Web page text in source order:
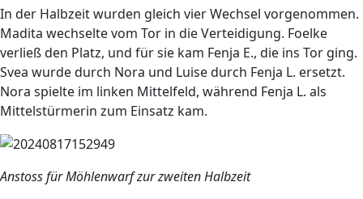
In der Halbzeit wurden gleich vier Wechsel vorgenommen.
Madita wechselte vom Tor in die Verteidigung. Foelke
verließ den Platz, und für sie kam Fenja E., die ins Tor ging.
Svea wurde durch Nora und Luise durch Fenja L. ersetzt.
Nora spielte im linken Mittelfeld, während Fenja L. als
Mittelstürmerin zum Einsatz kam.
Anstoss für Möhlenwarf zur zweiten Halbzeit